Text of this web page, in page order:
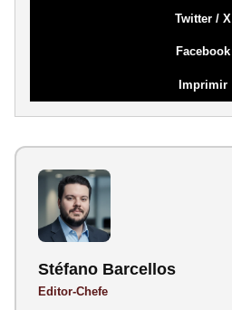
Twitter / X
Facebook
Imprimir
Stéfano Barcellos
Editor-Chefe